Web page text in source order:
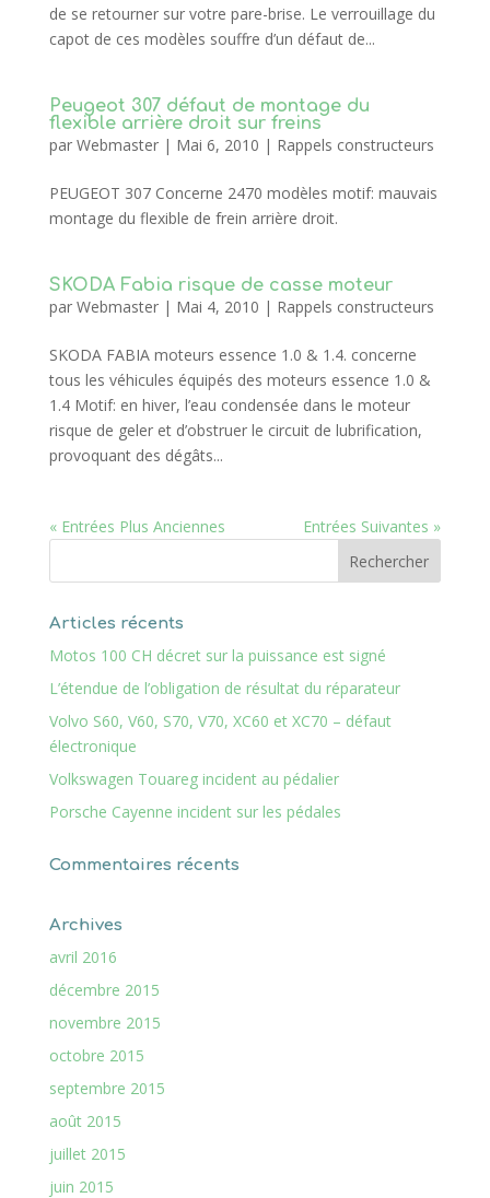
de se retourner sur votre pare-brise. Le verrouillage du
capot de ces modèles souffre d’un défaut de...
Peugeot 307 défaut de montage du
flexible arrière droit sur freins
par Webmaster| Mai 6, 2010 | Rappels constructeurs
PEUGEOT 307 Concerne 2470 modèles motif: mauvais
montage du flexible de frein arrière droit.
SKODA Fabia risque de casse moteur
par Webmaster| Mai 4, 2010 | Rappels constructeurs
SKODA FABIA moteurs essence 1.0 & 1.4. concerne
tous les véhicules équipés des moteurs essence 1.0 &
1.4 Motif: en hiver, l’eau condensée dans le moteur
risque de geler et d’obstruer le circuit de lubrification,
provoquant des dégâts...
« Entrées Plus Anciennes Entrées Suivantes »
Articles récents
Motos 100 CH décret sur la puissance est signé
L’étendue de l’obligation de résultat du réparateur
Volvo S60, V60, S70, V70, XC60 et XC70 – défaut
électronique
Volkswagen Touareg incident au pédalier
Porsche Cayenne incident sur les pédales
Commentaires récents
Archives
avril 2016
décembre 2015
novembre 2015
octobre 2015
septembre 2015
août 2015
juillet 2015
juin 2015